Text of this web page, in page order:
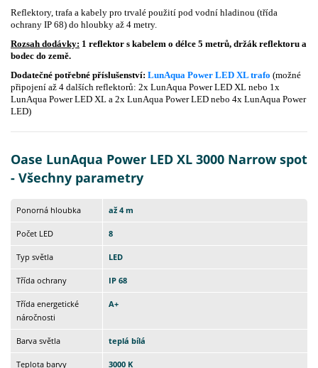
Reflektory, trafa a kabely pro trvalé použití pod vodní hladinou (třída
ochrany IP 68) do hloubky až 4 metry.
Rozsah dodávky: 1 reflektor s kabelem o délce 5 metrů, držák reflektoru a
bodec do země.
Dodatečné potřebné příslušenství: LunAqua Power LED XL trafo (možné
připojení až 4 dalších reflektorů: 2x LunAqua Power LED XL nebo 1x
LunAqua Power LED XL a 2x LunAqua Power LED nebo 4x LunAqua Power
LED)
Oase LunAqua Power LED XL 3000 Narrow spot
- Všechny parametry
Ponorná hloubka až 4 m
Počet LED 8
Typ světla LED
Třída ochrany IP 68
Třída energetické
náročnosti
A+
Barva světla teplá bílá
Teplota barvy 3000 K